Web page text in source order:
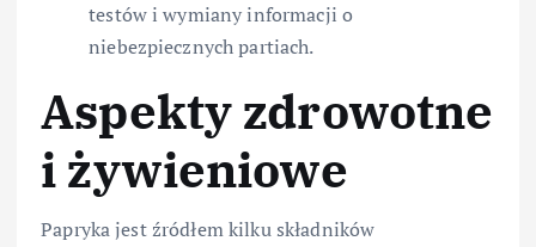
testów i wymiany informacji o
niebezpiecznych partiach.
Aspekty zdrowotne
i żywieniowe
Papryka jest źródłem kilku składników